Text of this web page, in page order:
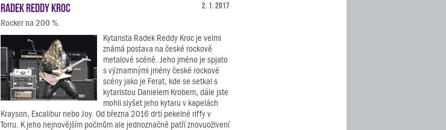
2. 1. 2017
Radek Reddy Kroc
Rocker na 200 %.
Kytarista Radek Reddy Kroc je velmi
známá postava na české rockově
metalové scéně. Jeho jméno je spjato
s významnými jmény české rockové
scény jako je Ferat, kde se setkal s
kytaristou Danielem Krobem, dále jste
mohli slyšet jeho kytaru v kapelách
Krayson, Excalibur nebo Joy. Od března 2016 drtí pekelné riffy v
Torru. K jeho nejnovějším počinům ale jednoznačně patří znovuoživení